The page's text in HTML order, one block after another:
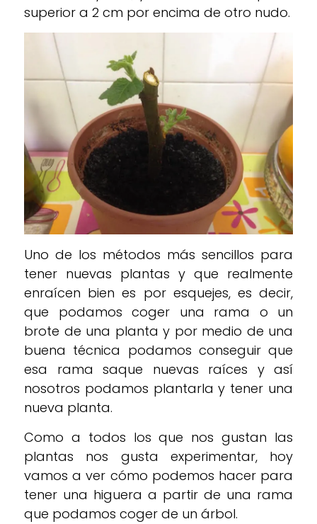
superior a 2 cm por encima de otro nudo.
Uno de los métodos más sencillos para
tener nuevas plantas y que realmente
enraícen bien es por esquejes, es decir,
que podamos coger una rama o un
brote de una planta y por medio de una
buena técnica podamos conseguir que
esa rama saque nuevas raíces y así
nosotros podamos plantarla y tener una
nueva planta.
Como a todos los que nos gustan las
plantas nos gusta experimentar, hoy
vamos a ver cómo podemos hacer para
tener una higuera a partir de una rama
que podamos coger de un árbol.